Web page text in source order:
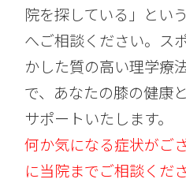
院を探している」とい
へご相談ください。ス
かした質の高い理学療
で、あなたの膝の健康
サポートいたします。
何か気になる症状がご
に当院までご相談くださ